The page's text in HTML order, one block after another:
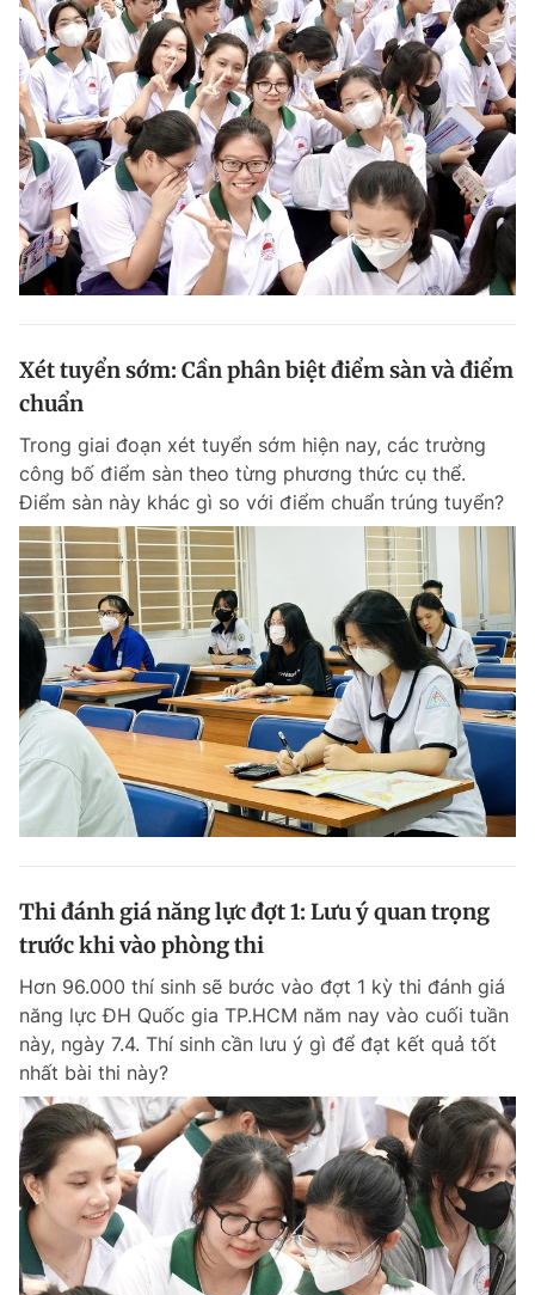
Xét tuyển sớm: Cần phân biệt điểm sàn và điểm
chuẩn
Trong giai đoạn xét tuyển sớm hiện nay, các trường
công bố điểm sàn theo từng phương thức cụ thể.
Điểm sàn này khác gì so với điểm chuẩn trúng tuyển?
Thi đánh giá năng lực đợt 1: Lưu ý quan trọng
trước khi vào phòng thi
Hơn 96.000 thí sinh sẽ bước vào đợt 1 kỳ thi đánh giá
năng lực ĐH Quốc gia TP.HCM năm nay vào cuối tuần
này, ngày 7.4. Thí sinh cần lưu ý gì để đạt kết quả tốt
nhất bài thi này?